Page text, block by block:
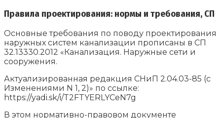
Правила проектирования: нормы и требования, СП
Основные требования по поводу проектирования
наружных систем канализации прописаны в СП
32.13330.2012 «Канализация. Наружные сети и
сооружения.
Актуализированная редакция СНиП 2.04.03-85 (с
Изменениями N 1, 2)» по ссылке:
https://yadi.sk/i/T2FTYERLYCeN7g
В этом нормативно-правовом документе